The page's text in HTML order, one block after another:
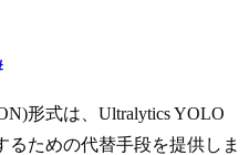
形式は、Ultralytics YOLO
ための代替手段を提供しま